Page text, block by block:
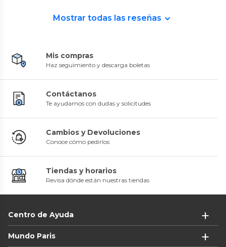
Mostrar todas las reseñas
Mis compras
Haz seguimiento y descarga boletas
Contáctanos
Te ayudamos con dudas y solicitudes
Cambios y Devoluciones
Conoce cómo pedirlos
Tiendas y horarios
Revisa dónde están nuestras tiendas
Centro de Ayuda
Mundo Paris